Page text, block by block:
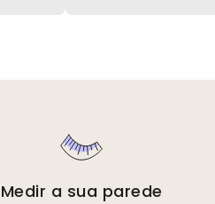
Medir a sua parede